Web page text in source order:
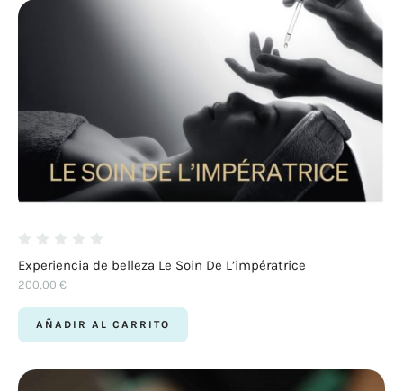
Experiencia de belleza Le Soin De L’impératrice
200,00 €
AÑADIR AL CARRITO